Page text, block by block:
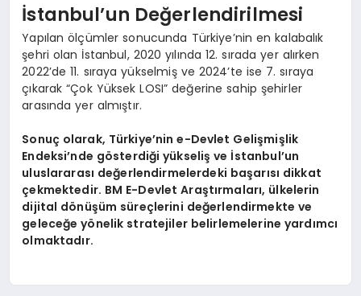
İstanbul’un Değerlendirilmesi
Yapılan ölçümler sonucunda Türkiye’nin en kalabalık
şehri olan İstanbul, 2020 yılında 12. sırada yer alırken
2022’de 11. sıraya yükselmiş ve 2024’te ise 7. sıraya
çıkarak “Çok Yüksek LOSI” değerine sahip şehirler
arasında yer almıştır.
Sonuç olarak, Türkiye’nin e-Devlet Gelişmişlik
Endeksi’nde gösterdiği yükseliş ve İstanbul’un
uluslararası değerlendirmelerdeki başarısı dikkat
çekmektedir. BM E-Devlet Araştırmaları, ülkelerin
dijital dönüşüm süreçlerini değerlendirmekte ve
geleceğe yönelik stratejiler belirlemelerine yardımcı
olmaktadır.